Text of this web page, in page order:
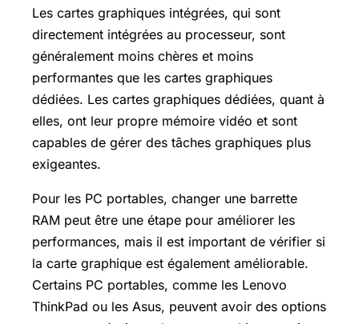
Les cartes graphiques intégrées, qui sont
directement intégrées au processeur, sont
généralement moins chères et moins
performantes que les cartes graphiques
dédiées. Les cartes graphiques dédiées, quant à
elles, ont leur propre mémoire vidéo et sont
capables de gérer des tâches graphiques plus
exigeantes.
Pour les PC portables, changer une barrette
RAM peut être une étape pour améliorer les
performances, mais il est important de vérifier si
la carte graphique est également améliorable.
Certains PC portables, comme les Lenovo
ThinkPad ou les Asus, peuvent avoir des options